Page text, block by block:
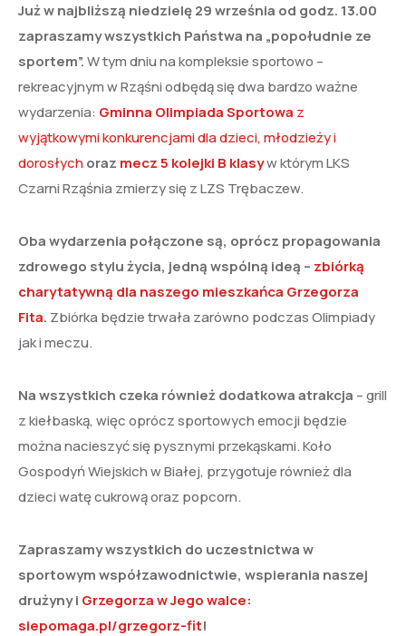
Już w najbliższą niedzielę 29 września od godz. 13.00
zapraszamy wszystkich Państwa na „popołudnie ze
sportem”.W tym dniu na kompleksie sportowo –
rekreacyjnym w Rząśni odbędą się dwa bardzo ważne
wydarzenia: Gminna Olimpiada Sportowa z
wyjątkowymi konkurencjami dla dzieci, młodzieży i
dorosłychoraz mecz 5 kolejki B klasyw którym LKS
Czarni Rząśnia zmierzy się z LZS Trębaczew.
Oba wydarzenia połączone są, oprócz propagowania
zdrowego stylu życia, jedną wspólną ideą – zbiórką
charytatywną dla naszego mieszkańca Grzegorza
Fita. Zbiórka będzie trwała zarówno podczas Olimpiady
jak i meczu.
Na wszystkich czeka również dodatkowa atrakcja – grill
z kiełbaską, więc oprócz sportowych emocji będzie
można nacieszyć się pysznymi przekąskami. Koło
Gospodyń Wiejskich w Białej, przygotuje również dla
dzieci watę cukrową oraz popcorn.
Zapraszamy wszystkich do uczestnictwa w
sportowym współzawodnictwie, wspierania naszej
drużyny i Grzegorza w Jego walce:
siepomaga.pl/grzegorz-fit!